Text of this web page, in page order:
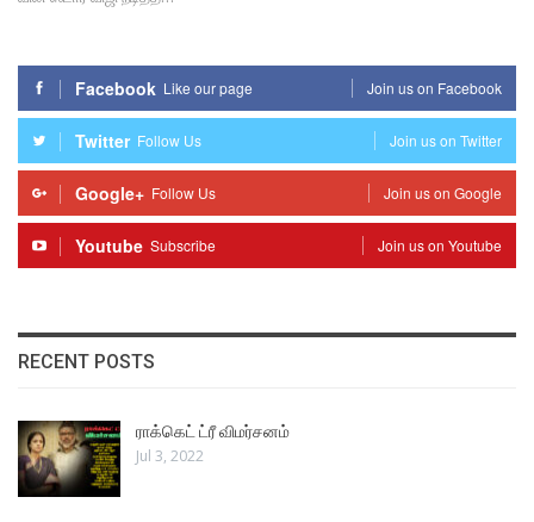
Facebook Like our page Join us on Facebook
Twitter Follow Us Join us on Twitter
Google+ Follow Us Join us on Google
Youtube Subscribe Join us on Youtube
RECENT POSTS
ராக்கெட் ட்ரீ விமர்சனம்
Jul 3, 2022